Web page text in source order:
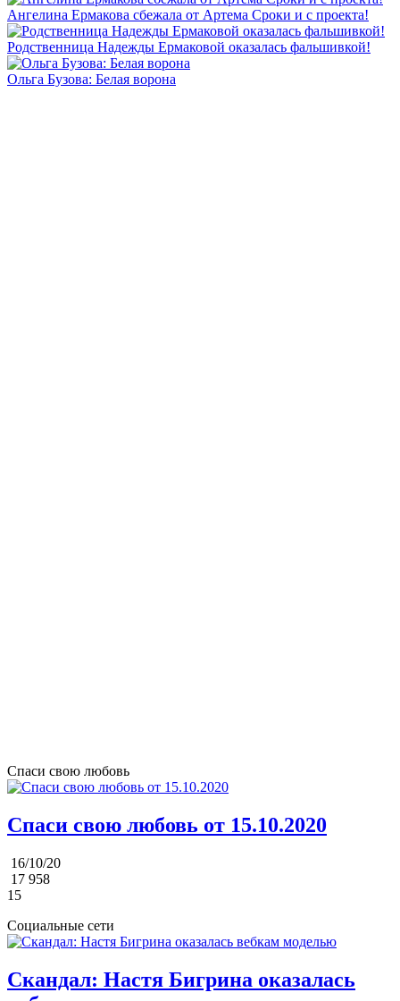
Ангелина Ермакова сбежала от Артема Сроки и с проекта!
Родственница Надежды Ермаковой оказалась фальшивкой!
Ольга Бузова: Белая ворона
Спаси свою любовь
Спаси свою любовь от 15.10.2020
16/10/20
17 958
15
Социальные сети
Скандал: Настя Бигрина оказалась